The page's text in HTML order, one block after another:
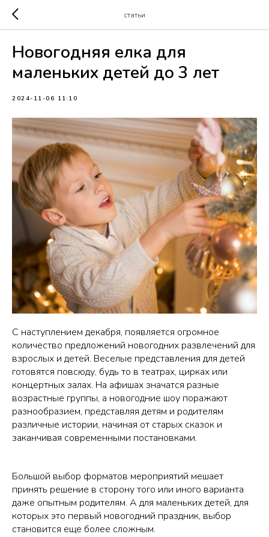
статьи
Новогодняя елка для
маленьких детей до 3 лет
2024-11-06 11:10
С наступлением декабря, появляется огромное
количество предложений новогодних развлечений для
взрослых и детей. Веселые представления для детей
готовятся повсюду, будь то в театрах, цирках или
концертных залах. На афишах значатся разные
возрастные группы, а новогодние шоу поражают
разнообразием, представляя детям и родителям
различные истории, начиная от старых сказок и
заканчивая современными постановками.
Большой выбор форматов мероприятий мешает
принять решение в сторону того или иного варианта
даже опытным родителям. А для маленьких детей, для
которых это первый новогодний праздник, выбор
становится еще более сложным.